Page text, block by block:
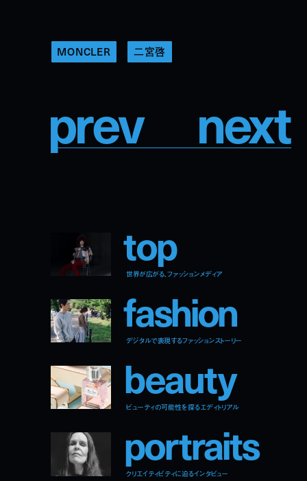
MONCLER 二宮啓
prev next
top
世界が広がる、ファッションメディア
fashion
デジタルで表現するファッションストーリー
beauty
ビューティの可能性を探るエディトリアル
portraits
クリエイティビティに迫るインタビュー